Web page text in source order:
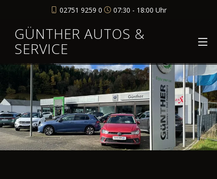
02751 9259 0 07:30 - 18:00 Uhr
GÜNTHER AUTOS &
SERVICE